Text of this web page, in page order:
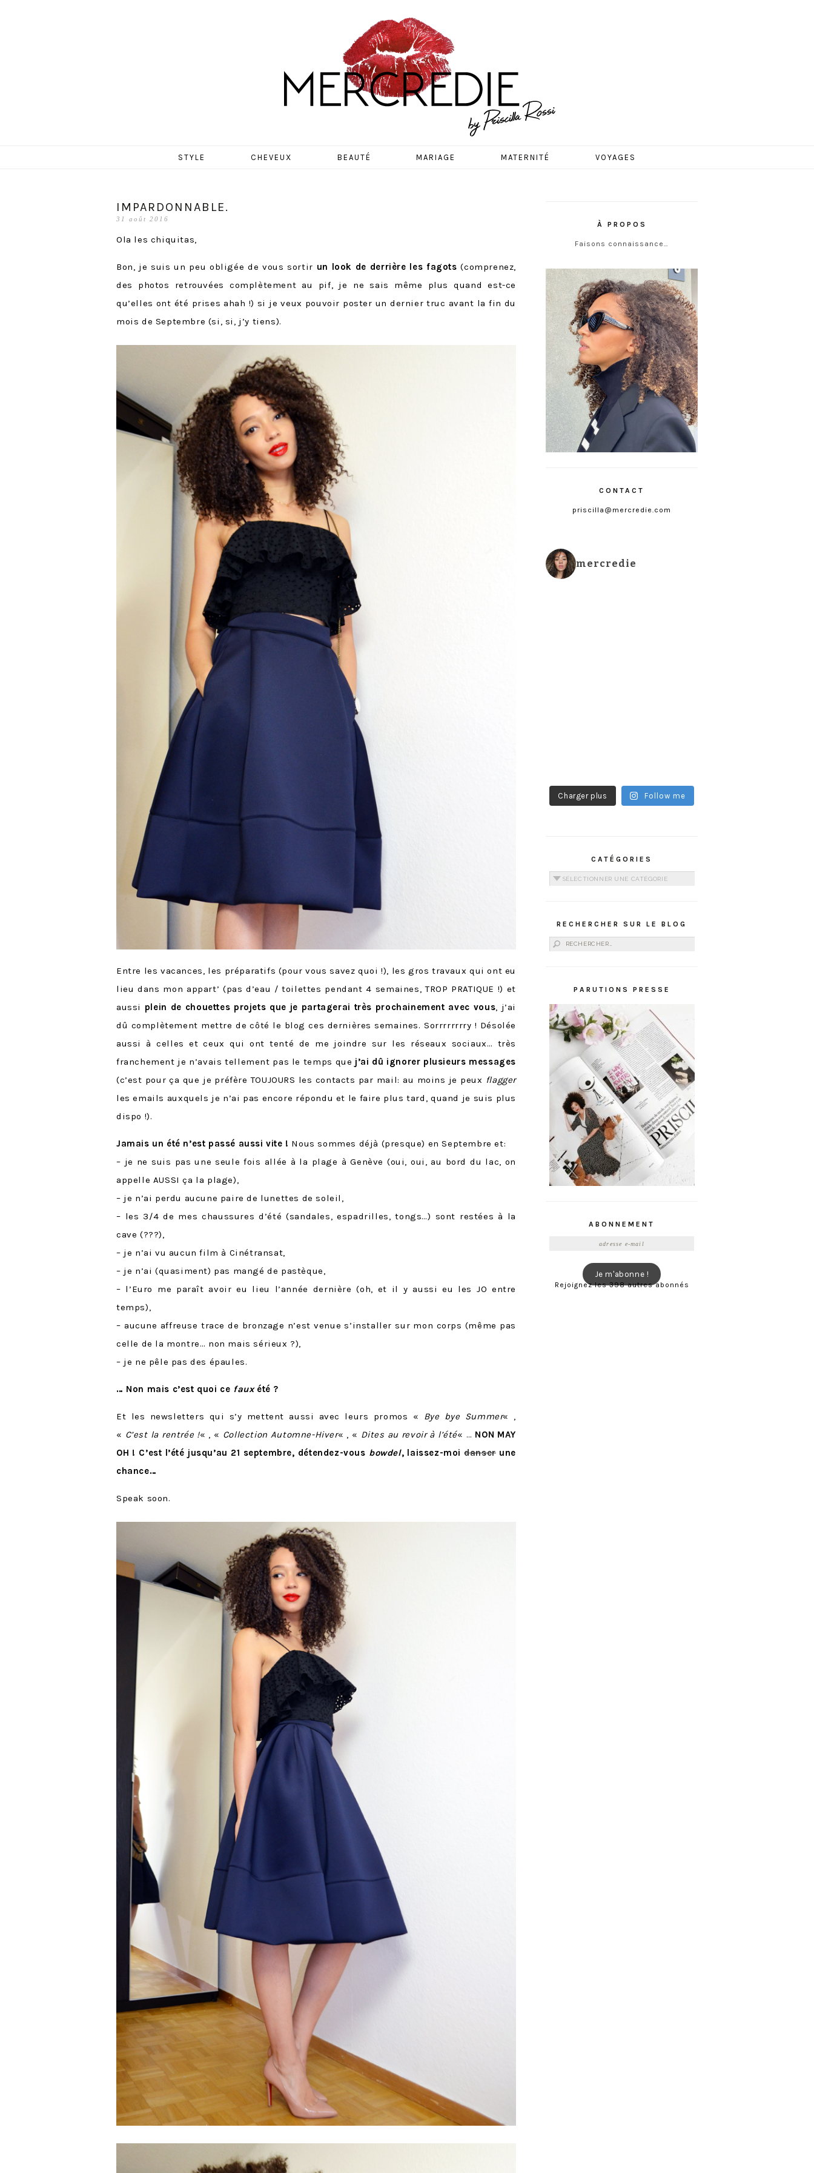
MERCREDIE
STYLE CHEVEUX BEAUTÉ MARIAGE MATERNITÉ VOYAGES
IMPARDONNABLE.
31 août 2016
Ola les chiquitas,
Bon, je suis un peu obligée de vous sortir un look de derrière les fagots (comprenez,
des photos retrouvées complètement au pif, je ne sais même plus quand est-ce
qu’elles ont été prises ahah !) si je veux pouvoir poster un dernier truc avant la fin du
mois de Septembre (si, si, j’y tiens).
Entre les vacances, les préparatifs (pour vous savez quoi !), les gros travaux qui ont eu
lieu dans mon appart’ (pas d’eau / toilettes pendant 4 semaines, TROP PRATIQUE !) et
aussi plein de chouettes projets que je partagerai très prochainement avec vous , j’ai
dû complètement mettre de côté le blog ces dernières semaines. Sorrrrrrrry ! Désolée
aussi à celles et ceux qui ont tenté de me joindre sur les réseaux sociaux… très
franchement je n’avais tellement pas le temps que j’ai dû ignorer plusieurs messages
(c’est pour ça que je préfère TOUJOURS les contacts par mail: au moins je peux flagger
les emails auxquels je n’ai pas encore répondu et le faire plus tard, quand je suis plus
dispo !).
Jamais un été n’est passé aussi vite ! Nous sommes déjà (presque) en Septembre et:
– je ne suis pas une seule fois allée à la plage à Genève (oui, oui, au bord du lac, on
appelle AUSSI ça la plage),
– je n’ai perdu aucune paire de lunettes de soleil,
– les 3/4 de mes chaussures d’été (sandales, espadrilles, tongs…) sont restées à la
cave (???),
– je n’ai vu aucun film à Cinétransat,
– je n’ai (quasiment) pas mangé de pastèque,
– l’Euro me paraît avoir eu lieu l’année dernière (oh, et il y aussi eu les JO entre
temps),
– aucune affreuse trace de bronzage n’est venue s’installer sur mon corps (même pas
celle de la montre… non mais sérieux ?),
– je ne pêle pas des épaules.
… Non mais c’est quoi ce fauxété ?
Et les newsletters qui s’y mettent aussi avec leurs promos « Bye bye Summer« ,
« C’est la rentrée !« , « Collection Automne-Hiver« , « Dites au revoir à l’été« … NON MAY
OH ! C’est l’été jusqu’au 21 septembre, détendez-vous bowdel, laissez-moidanserune
chance…
Speak soon.
À PROPOS
Faisons connaissance…
CONTACT
priscilla@mercredie.com
mercredie
Charger plus Follow me
CATÉGORIES
Catégories
RECHERCHER SUR LE BLOG
Rechercher :
PARUTIONS PRESSE
ABONNEMENT
Je m'abonne !
Rejoignez les 398 autres abonnés